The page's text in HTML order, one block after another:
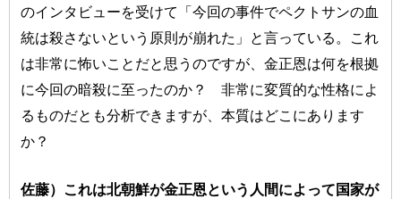
のインタビューを受けて「今回の事件でペクトサンの血
統は殺さないという原則が崩れた」と言っている。これ
は非常に怖いことだと思うのですが、金正恩は何を根拠
に今回の暗殺に至ったのか？ 非常に変質的な性格によ
るものだとも分析できますが、本質はどこにあります
か？
佐藤）これは北朝鮮が金正恩という人間によって国家が